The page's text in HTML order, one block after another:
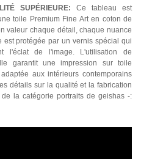
SUPÉRIEURE: Ce tableau est
toile Premium Fine Art en coton de
valeur chaque détail, chaque nuance
est protégée par un vernis spécial qui
l'éclat de l'image. L'utilisation de
garantit une impression sur toile
aux intérieurs contemporains
détails sur la qualité et la fabrication
la catégorie portraits de geishas -: